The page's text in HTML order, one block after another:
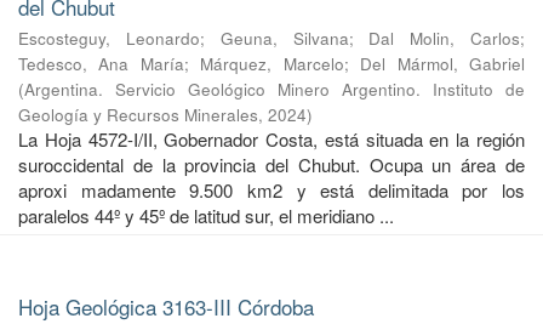
del Chubut
Escosteguy, Leonardo; Geuna, Silvana; Dal Molin, Carlos;
Tedesco, Ana María; Márquez, Marcelo; Del Mármol, Gabriel
(Argentina. Servicio Geológico Minero Argentino. Instituto de
Geología y Recursos Minerales, 2024)
La Hoja 4572-I/II, Gobernador Costa, está situada en la región
suroccidental de la provincia del Chubut. Ocupa un área de
aproxi madamente 9.500 km2 y está delimitada por los
paralelos 44º y 45º de latitud sur, el meridiano ...
Hoja Geológica 3163-III Córdoba